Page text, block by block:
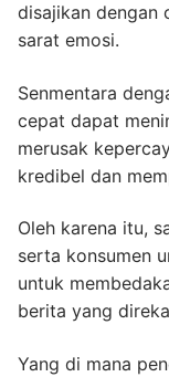
disajikan dengan
sarat emosi.
Senmentara
cepat dapat
merusak
kredibel dan
Oleh karena itu,
serta konsumen
untuk
berita yang
Yang di mana